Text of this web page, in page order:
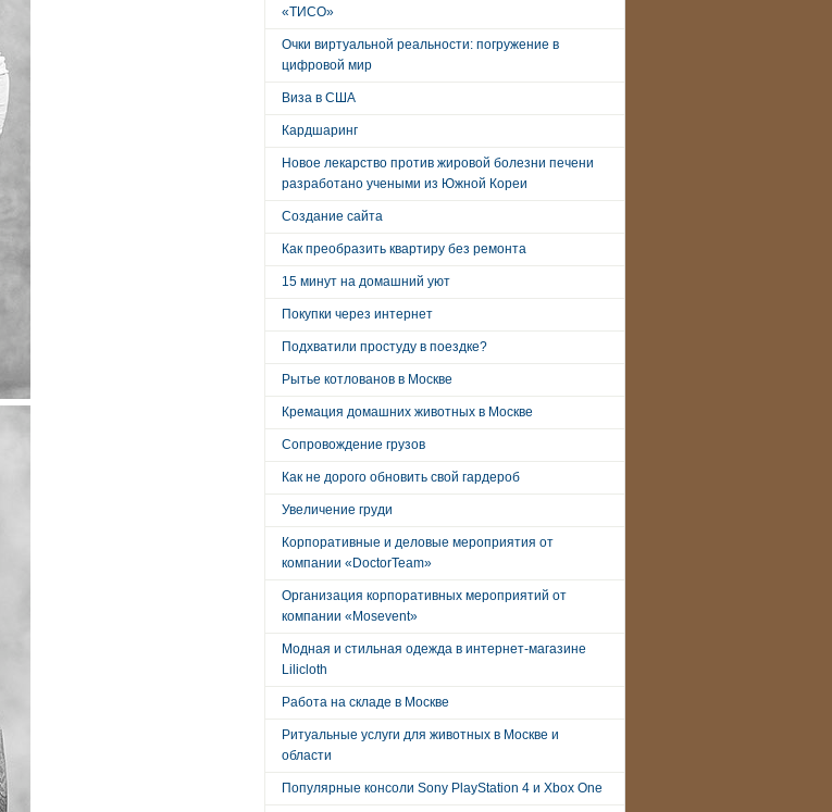
«ТИСО»
Очки виртуальной реальности: погружение в
цифровой мир
Виза в США
Кардшаринг
Новое лекарство против жировой болезни печени
разработано учеными из Южной Кореи
Создание сайта
Как преобразить квартиру без ремонта
15 минут на домашний уют
Покупки через интернет
Подхватили простуду в поездке?
Рытье котлованов в Москве
Кремация домашних животных в Москве
Сопровождение грузов
Как не дорого обновить свой гардероб
Увеличение груди
Корпоративные и деловые мероприятия от
компании «DoctorTeam»
Организация корпоративных мероприятий от
компании «Mosevent»
Модная и стильная одежда в интернет-магазине
Lilicloth
Работа на складе в Москве
Ритуальные услуги для животных в Москве и
области
Популярные консоли Sony PlayStation 4 и Xbox One